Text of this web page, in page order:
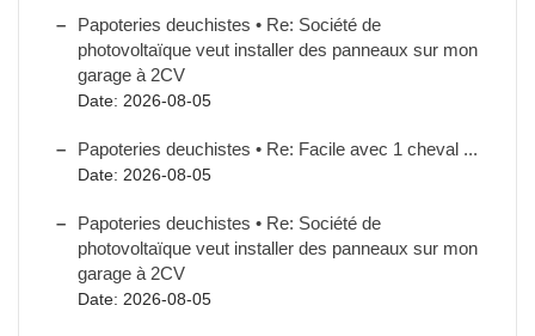
Papoteries deuchistes • Re: Société de
photovoltaïque veut installer des panneaux sur mon
garage à 2CV
Date: 2026-08-05
Papoteries deuchistes • Re: Facile avec 1 cheval ...
Date: 2026-08-05
Papoteries deuchistes • Re: Société de
photovoltaïque veut installer des panneaux sur mon
garage à 2CV
Date: 2026-08-05